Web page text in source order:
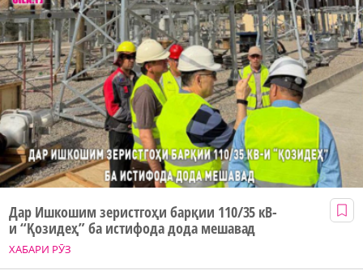
ХАБАРИ РӮЗ
Дар Ишкошим зеристгоҳи барқии 110/35 кВ-
и “Қозидеҳ” ба истифода дода мешавад